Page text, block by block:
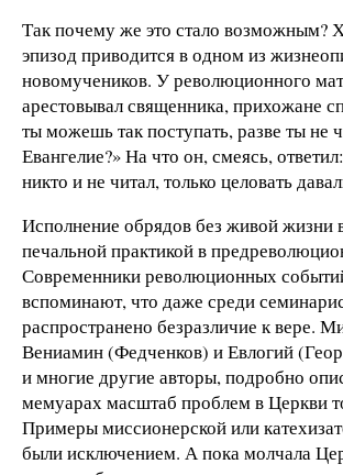
Так почему же это стало возможным?
эпизод приводится в одном из
новомучеников. У революционного
арестовывал священника, прихожане
ты можешь так поступать, разве ты не
Евангелие?» На что он, смеясь,
никто и не читал, только целовать
Исполнение обрядов без живой жизни
печальной практикой в
Современники революционных
вспоминают, что даже среди
распространено безразличие к вере.
Вениамин (Федченков) и Евлогий
и многие другие авторы, подробно
мемуарах масштаб проблем в Церкви
Примеры миссионерской или
были исключением. А пока молчала